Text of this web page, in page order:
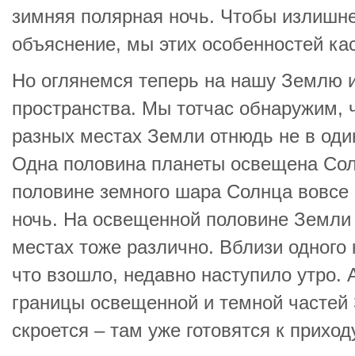
зимняя полярная ночь. Чтобы
объяснение, мы этих особенностей
Но оглянемся теперь на нашу Землю
пространства. Мы тотчас обнаружим,
разных местах Земли отнюдь не в
Одна половина планеты освещена
половине земного шара Солнца
ночь. На освещенной половине
местах тоже различно. Вблизи одного
что взошло, недавно наступило утро.
границы освещенной и темной
скроется – там уже готовятся к